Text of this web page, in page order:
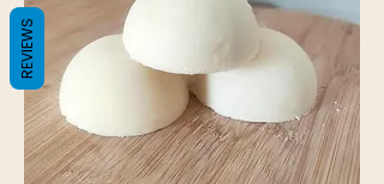
REVIEWS